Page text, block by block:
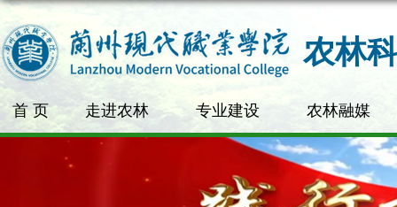
农林
首 页 走进农林 专业建设 农林融媒